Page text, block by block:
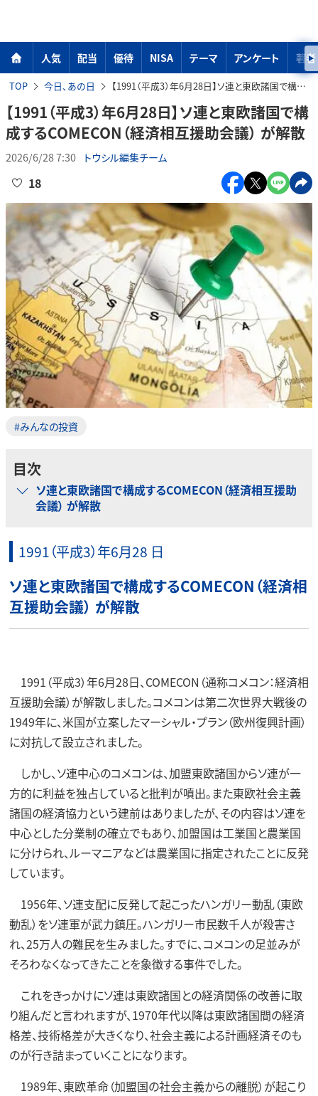
人気 配当 優待 NISA テーマ アンケート 著者
TOP 今日、あの日 【1991（平成3）年6月28日】ソ連と東欧諸国で構成するCOMECON（経済相互援助会議） が解散
【1991（平成3）年6月28日】ソ連と東欧諸国で構
成するCOMECON（経済相互援助会議） が解散
2026/6/28 7:30 トウシル編集チーム
18
#みんなの投資
目次
ソ連と東欧諸国で構成するCOMECON（経済相互援助
会議） が解散
1991（平成3）年6月28 日
ソ連と東欧諸国で構成するCOMECON（経済相
互援助会議） が解散
1991（平成3）年6月28日、COMECON（通称コメコン：経済相
互援助会議）が解散しました。コメコンは第二次世界大戦後の
1949年に、米国が立案したマーシャル・プラン（欧州復興計画）
に対抗して設立されました。
しかし、ソ連中心のコメコンは、加盟東欧諸国からソ連が一
方的に利益を独占していると批判が噴出。また東欧社会主義
諸国の経済協力という建前はありましたが、その内容はソ連を
中心とした分業制の確立でもあり、加盟国は工業国と農業国
に分けられ、ルーマニアなどは農業国に指定されたことに反発
しています。
1956年、ソ連支配に反発して起こったハンガリー動乱（東欧
動乱）をソ連軍が武力鎮圧。ハンガリー市民数千人が殺害さ
れ、25万人の難民を生みました。すでに、コメコンの足並みが
そろわなくなってきたことを象徴する事件でした。
これをきっかけにソ連は東欧諸国との経済関係の改善に取
り組んだと言われますが、1970年代以降は東欧諸国間の経済
格差、技術格差が大きくなり、社会主義による計画経済そのも
のが行き詰まっていくことになります。
1989年、東欧革命（加盟国の社会主義からの離脱）が起こり